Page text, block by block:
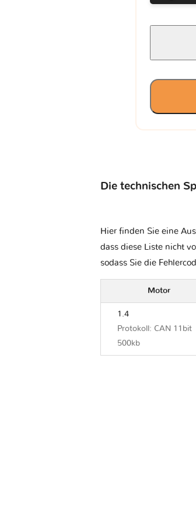
Die technischen
Hier finden Sie eine
dass diese Liste nicht
sodass Sie die
Motor
1.4
Protokoll: CAN 11bit
500kb